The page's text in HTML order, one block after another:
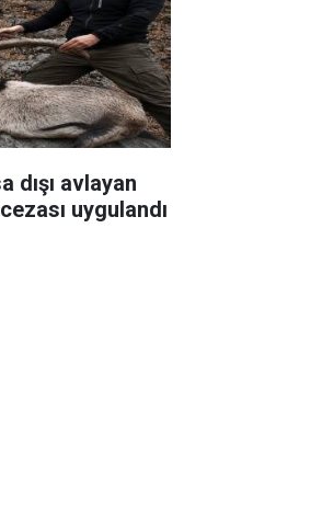
dışı avlayan
uygulandı